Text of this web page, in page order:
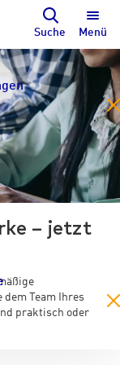
Suche Menü
– jetzt
Team Ihres
praktisch oder